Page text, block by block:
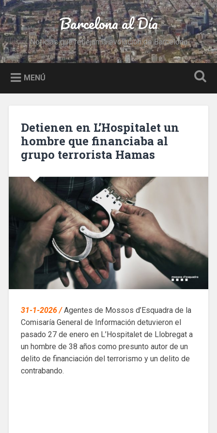
Saltar
al
contenido
Buscar Barcelona al Día
Noticias que reflejan la evolución de Barcelona
MENÚ
Detienen en L’Hospitalet un
hombre que financiaba al
grupo terrorista Hamas
31-1-2026 / Agentes de Mossos d’Esquadra de la
Comisaría General de Información detuvieron el
pasado 27 de enero en L’Hospitalet de Llobregat a
un hombre de 38 años como presunto autor de un
delito de financiación del terrorismo y un delito de
contrabando.